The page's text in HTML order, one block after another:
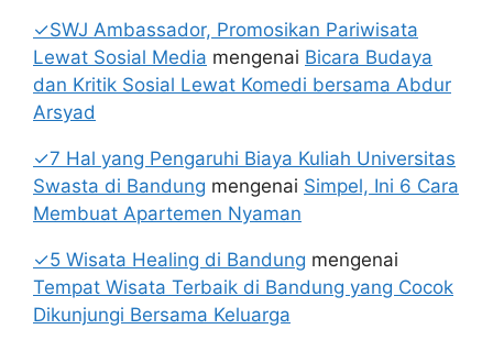
✓SWJ Ambassador, Promosikan Pariwisata
Lewat Sosial Media mengenai Bicara Budaya
dan Kritik Sosial Lewat Komedi bersama Abdur
Arsyad
✓7 Hal yang Pengaruhi Biaya Kuliah Universitas
Swasta di Bandung mengenai Simpel, Ini 6 Cara
Membuat Apartemen Nyaman
✓5 Wisata Healing di Bandung mengenai
Tempat Wisata Terbaik di Bandung yang Cocok
Dikunjungi Bersama Keluarga